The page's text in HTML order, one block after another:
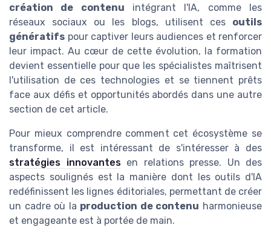
création de contenu intégrant l'IA, comme les
réseaux sociaux ou les blogs, utilisent ces outils
génératifs pour captiver leurs audiences et renforcer
leur impact. Au cœur de cette évolution, la formation
devient essentielle pour que les spécialistes maîtrisent
l'utilisation de ces technologies et se tiennent prêts
face aux défis et opportunités abordés dans une autre
section de cet article.
Pour mieux comprendre comment cet écosystème se
transforme, il est intéressant de s'intéresser à des
stratégies innovantesen relations presse. Un des
aspects soulignés est la manière dont les outils d'IA
redéfinissent les lignes éditoriales, permettant de créer
un cadre où la production de contenu harmonieuse
et engageante est à portée de main.